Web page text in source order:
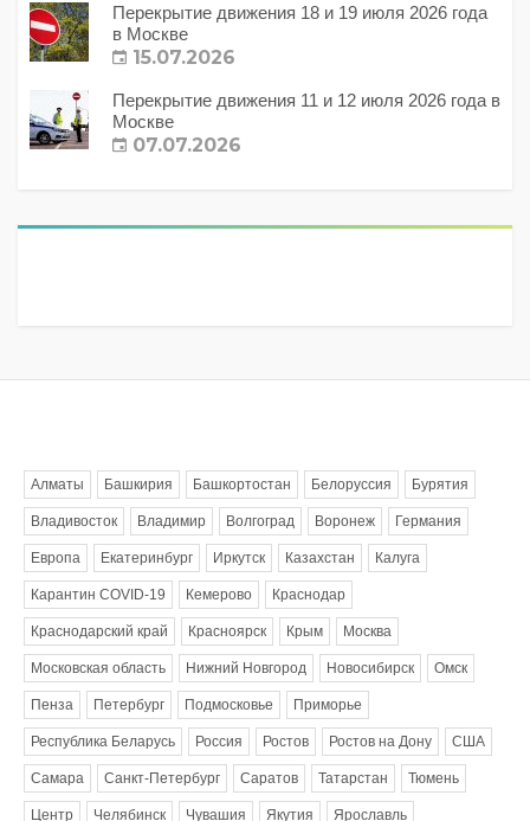
Перекрытие движения 18 и 19 июля 2026 года
в Москве
15.07.2026
Перекрытие движения 11 и 12 июля 2026 года в
Москве
07.07.2026
Алматы Башкирия Башкортостан Белоруссия Бурятия
Владивосток Владимир Волгоград Воронеж Германия
Европа Екатеринбург Иркутск Казахстан Калуга
Карантин COVID-19 Кемерово Краснодар
Краснодарский край Красноярск Крым Москва
Московская область Нижний Новгород Новосибирск Омск
Пенза Петербург Подмосковье Приморье
Республика Беларусь Россия Ростов Ростов на Дону США
Самара Санкт-Петербург Саратов Татарстан Тюмень
Центр Челябинск Чувашия Якутия Ярославль